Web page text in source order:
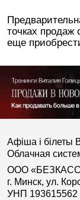
точках продаж
еще
Афіша і білеты
Облачная
ООО
г. Минск, ул.
УНП 193615562